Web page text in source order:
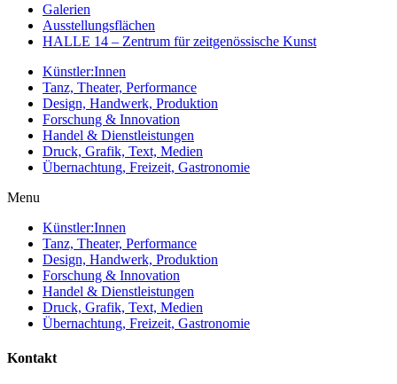
Galerien
Ausstellungsflächen
HALLE 14 – Zentrum für zeitgenössische Kunst
Künstler:Innen
Tanz, Theater, Performance
Design, Handwerk, Produktion
Forschung & Innovation
Handel & Dienstleistungen
Druck, Grafik, Text, Medien
Übernachtung, Freizeit, Gastronomie
Menu
Künstler:Innen
Tanz, Theater, Performance
Design, Handwerk, Produktion
Forschung & Innovation
Handel & Dienstleistungen
Druck, Grafik, Text, Medien
Übernachtung, Freizeit, Gastronomie
Kontakt